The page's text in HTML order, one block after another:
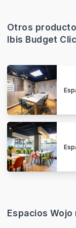
Otros
Ibis Budget
Espacios